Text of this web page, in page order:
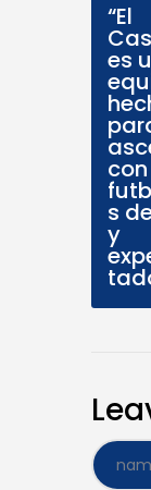
“El
es
con
s
y